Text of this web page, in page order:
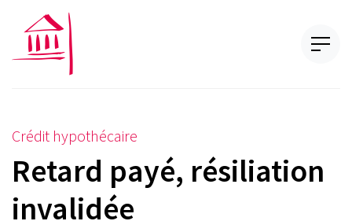
Crédit hypothécaire
Retard payé, résiliation
invalidée